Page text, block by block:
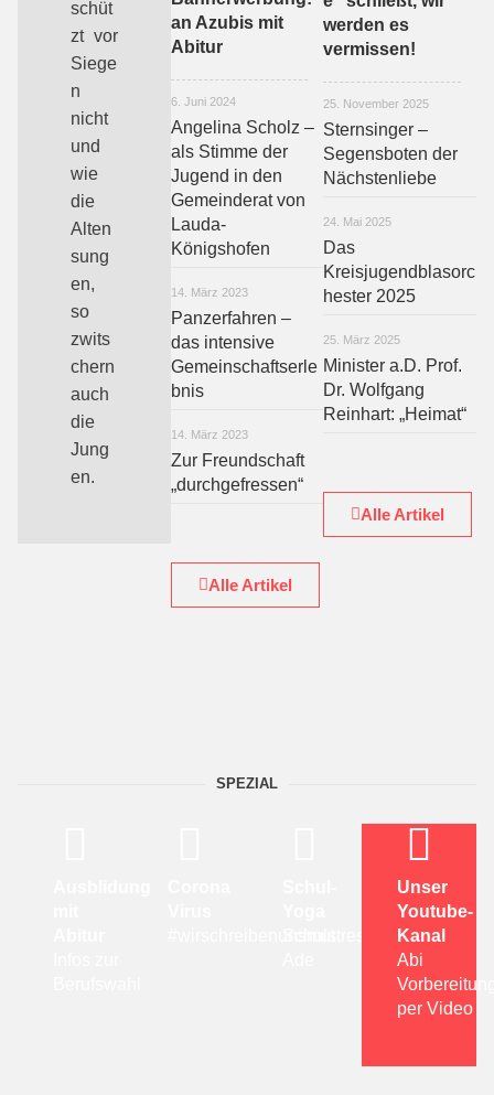
schüt
zt vor
Siege
n
nicht
und
wie
die
Alten
sung
en,
so
zwits
chern
auch
die
Jung
en.
an Azubis mit
Abitur
6. Juni 2024
Angelina Scholz –
als Stimme der
Jugend in den
Gemeinderat von
Lauda-
Königshofen
14. März 2023
Panzerfahren –
das intensive
Gemeinschaftserle
bnis
14. März 2023
Zur Freundschaft
„durchgefressen“
Alle Artikel
werden es
vermissen!
25. November 2025
Sternsinger –
Segensboten der
Nächstenliebe
24. Mai 2025
Das
Kreisjugendblasorc
hester 2025
25. März 2025
Minister a.D. Prof.
Dr. Wolfgang
Reinhart: „Heimat“
Alle Artikel
SPEZIAL
Unser
Youtube-
Kanal
Abi
per Video